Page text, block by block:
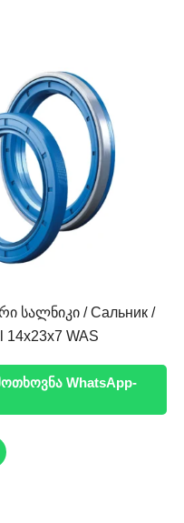
სალნიკი / Сальник /
14x23x7 WAS
WhatsApp-